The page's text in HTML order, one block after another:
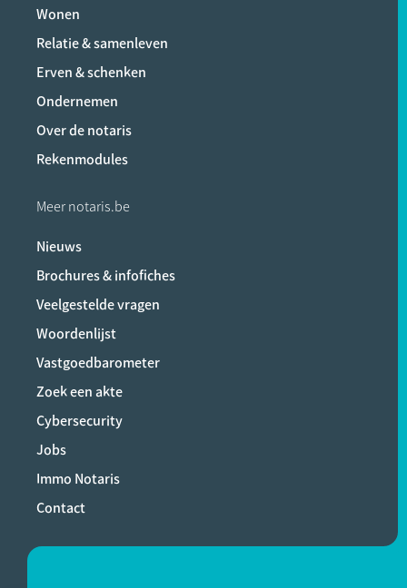
Wonen
Relatie & samenleven
Erven & schenken
Ondernemen
Over de notaris
Rekenmodules
Meer notaris.be
Nieuws
Brochures & infofiches
Veelgestelde vragen
Woordenlijst
Vastgoedbarometer
Zoek een akte
Cybersecurity
Jobs
Immo Notaris
Contact